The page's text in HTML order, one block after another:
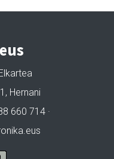
Hernani
660 714 ·